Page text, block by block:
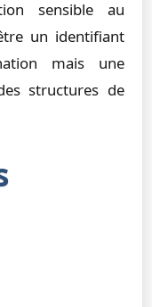
sensible au
un identifiant
mais une
structures de